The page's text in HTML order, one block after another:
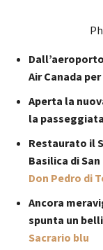
Air Canada
Aperta la
la
Restaurato il
Basilica di
Don Pedro di
Ancora
spunta un
Sacrario blu